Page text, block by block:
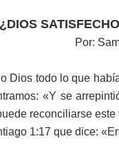
¿DIOS
Por:
Dios todo lo que
«Y se
reconciliarse
1:17 que dice: